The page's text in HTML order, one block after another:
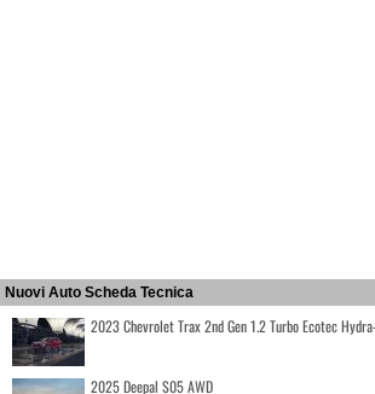
Nuovi Auto Scheda Tecnica
2023 Chevrolet Trax 2nd Gen 1.2 Turbo Ecotec
2025 Deepal S05 AWD